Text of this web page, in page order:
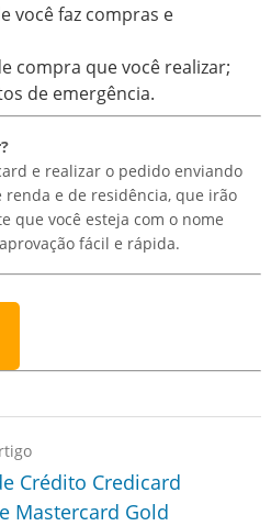
você faz compras e
compra que você realizar;
de emergência.
e realizar o pedido enviando
renda e de residência, que irão
que você esteja com o nome
fácil e rápida.
Crédito Credicard
Mastercard Gold